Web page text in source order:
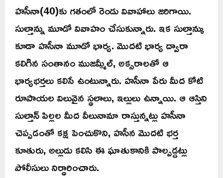
హసీనా(40)కు గతంలో రెండు వివాహాలు జరిగాయి.
సుల్తాన్ను మూడో వివాహం చేసుకున్నారు. ఇక సుల్తాన్కు
కూడా హసీనా మూడో భార్య. మొదటి భార్య ద్వారా
కలిగిన సంతానం ముజమ్మీల్, అక్సరాలతో ఆ
భార్యభర్తలు కలిసే ఉంటున్నారు. హసీనా పేరు మీద కోటి
రూపాయల విలువైన స్థలాలు, ఇల్లులు ఉన్నాయి. ఆ ఆస్తిని
సుల్తాన్ పిల్లల మీద వీలునామా రాస్తున్నట్లు హసీనా
చెప్పడంతో కక్ష పెంచుకొని, హసీన మొదటి భర్త
కూతురు, అల్లుడు కలిసి ఈ ఘాతుకానికి పాల్పడ్డట్లు
పోలీసులు నిర్ధారించారు.